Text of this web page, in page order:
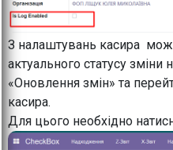
З налаштувань касира
актуального статусу
«Оновлення змін» та
касира.
Для цього необхідно